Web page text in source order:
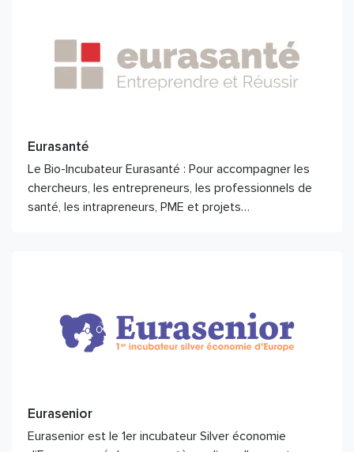
Eurasanté
Le Bio-Incubateur Eurasanté : Pour accompagner les
chercheurs, les entrepreneurs, les professionnels de
santé, les intrapreneurs, PME et projets…
Eurasenior
Eurasenior est le 1er incubateur Silver économie